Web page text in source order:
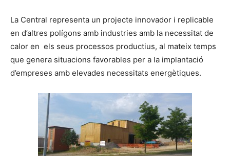
La Central representa un projecte innovador i replicable
en d’altres polígons amb industries amb la necessitat de
calor en els seus processos productius, al mateix temps
que genera situacions favorables per a la implantació
d’empreses amb elevades necessitats energètiques.